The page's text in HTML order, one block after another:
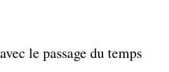
le passage du temps